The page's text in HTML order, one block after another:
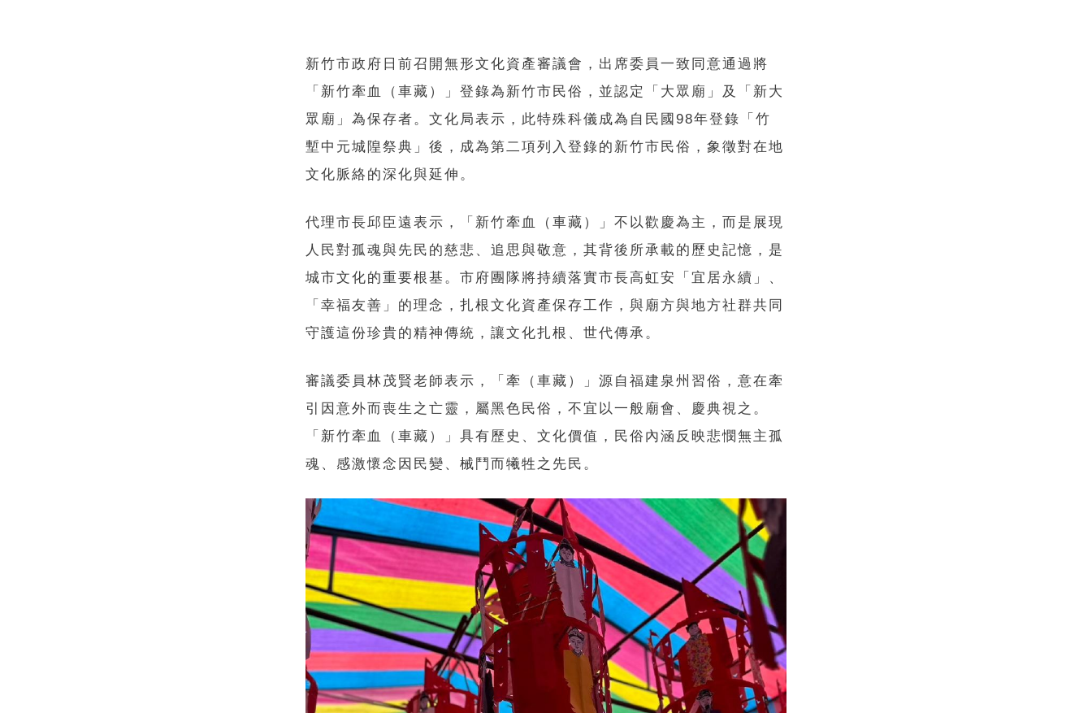
新竹市政府日前召開無形文化資產審議會，出席委員一致同意通過將
「新竹牽血（車藏）」登錄為新竹市民俗，並認定「大眾廟」及「新大
眾廟」為保存者。文化局表示，此特殊科儀成為自民國98年登錄「竹
塹中元城隍祭典」後，成為第二項列入登錄的新竹市民俗，象徵對在地
文化脈絡的深化與延伸。
代理市長邱臣遠表示，「新竹牽血（車藏）」不以歡慶為主，而是展現
人民對孤魂與先民的慈悲、追思與敬意，其背後所承載的歷史記憶，是
城市文化的重要根基。市府團隊將持續落實市長高虹安「宜居永續」、
「幸福友善」的理念，扎根文化資產保存工作，與廟方與地方社群共同
守護這份珍貴的精神傳統，讓文化扎根、世代傳承。
審議委員林茂賢老師表示，「牽（車藏）」源自福建泉州習俗，意在牽
引因意外而喪生之亡靈，屬黑色民俗，不宜以一般廟會、慶典視之。
「新竹牽血（車藏）」具有歷史、文化價值，民俗內涵反映悲憫無主孤
魂、感激懷念因民變、械鬥而犧牲之先民。